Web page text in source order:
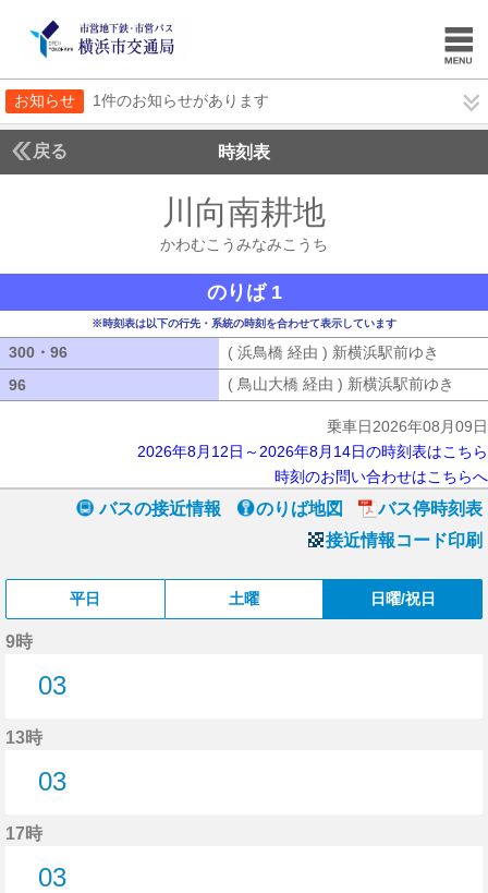
お知らせ 1件のお知らせがあります
戻る 時刻表
川向南耕地
かわむこうみなみこうち
のりば 1
※時刻表は以下の行先・系統の時刻を合わせて表示しています
300・96 ( 浜鳥橋 経由 ) 新横浜駅前ゆき
96
( 鳥山大橋 経由 ) 新横浜駅前ゆき
乗車日2026年08月09日
2026年8月12日～2026年8月14日の時刻表はこちら
時刻のお問い合わせはこちらへ
バスの接近情報 のりば地図
バス停時刻表
接近情報コード印刷
平日 土曜 日曜/祝日
9時
03
13時
03
17時
03